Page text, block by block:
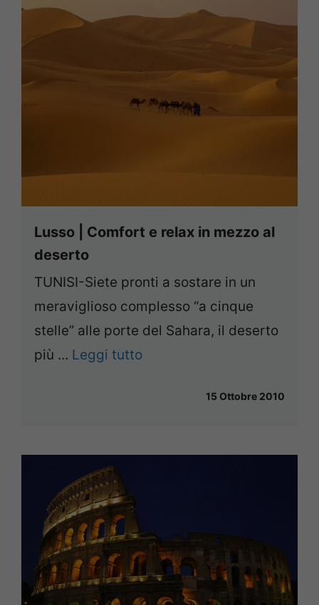
Lusso | Comfort e relax in mezzo al
deserto
TUNISI-Siete pronti a sostare in un
meraviglioso complesso “a cinque
stelle” alle porte del Sahara, il deserto
più ... Leggi tutto
15 Ottobre 2010